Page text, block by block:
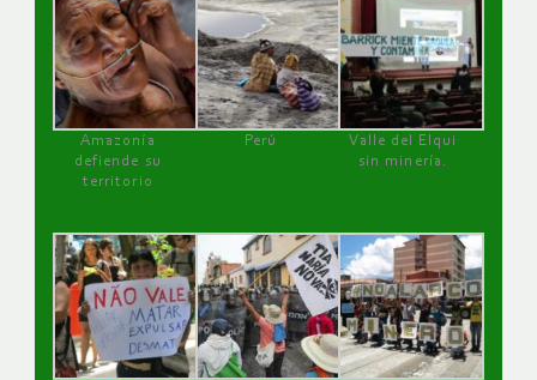
Amazonía
defiende su
territorio
Perú
Valle del Elqui
sin minería.